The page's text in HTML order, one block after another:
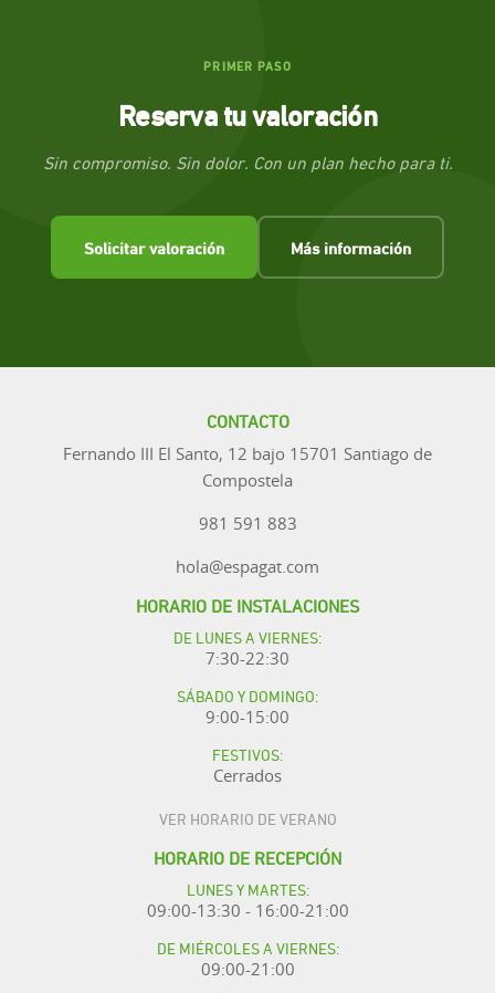
PRIMER PASO
Reserva tu valoración
Sin compromiso. Sin dolor. Con un plan hecho para ti.
Solicitar valoración Más información
CONTACTO
Fernando III El Santo, 12 bajo 15701 Santiago de
Compostela
981 591 883
hola@espagat.com
HORARIO DE INSTALACIONES
DE LUNES A VIERNES:
7:30-22:30
SÁBADO Y DOMINGO:
9:00-15:00
FESTIVOS:
Cerrados
VER HORARIO DE VERANO
HORARIO DE RECEPCIÓN
LUNES Y MARTES:
09:00-13:30 - 16:00-21:00
DE MIÉRCOLES A VIERNES:
09:00-21:00